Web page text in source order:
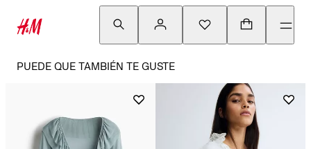
PUEDE QUE TAMBIÉN TE GUSTE